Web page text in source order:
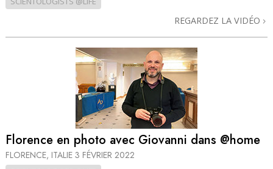
REGARDEZ LA VIDÉO
Florence en photo avec Giovanni dans @home
FLORENCE, ITALIE 3 FÉVRIER 2022